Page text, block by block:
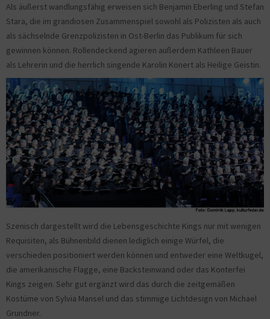
Als äußerst wandlungsfähig erweisen sich Benjamin Eberling und Stefan
Stara, die im grandiosen Zusammenspiel sowohl als Polizisten als auch
als sächselnde Grenzpolizisten in Ost-Berlin das Publikum für sich
gewinnen können. Rollendeckend agieren außerdem Kathleen Bauer
als Lehrerin und die herrlich singende Karolin Konert als Heilige Geistin.
Szenisch dargestellt wird die Lebensgeschichte Kings nur mit wenigen
Requisiten, als Bühnenbild dienen lediglich einige Würfel, die
verschieden positioniert werden können und entweder eine Weltkugel,
die amerikanische Flagge, eine Backsteinwand oder das Konterfei
Kings zeigen. Sehr gut ergänzt wird das durch die zeitgemäßen
Kostüme von Sylvia Mansel und das stimmige Lichtdesign von Michael
Grundner.